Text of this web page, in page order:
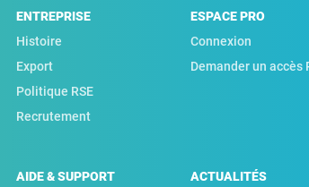
ENTREPRISE
Histoire
Export
Politique RSE
Recrutement
ESPACE PRO
Connexion
Demander un accès
AIDE & SUPPORT ACTUALITÉS